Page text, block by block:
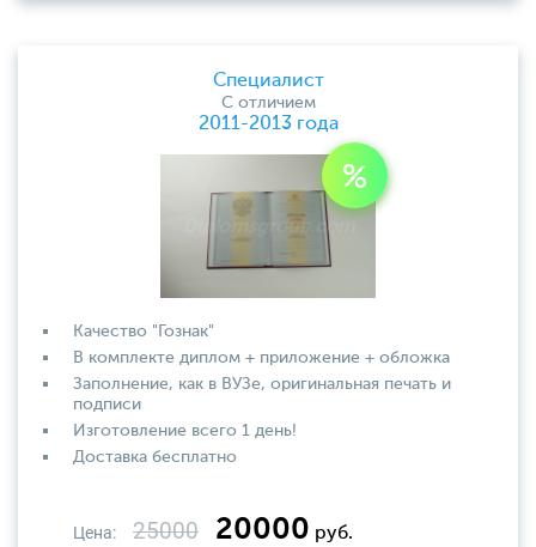
Специалист
С отличием
2011-2013 года
Качество "Гознак"
В комплекте диплом + приложение + обложка
Заполнение, как в ВУЗе, оригинальная печать и
подписи
Изготовление всего 1 день!
Доставка бесплатно
Цена: 25000 20000 руб.